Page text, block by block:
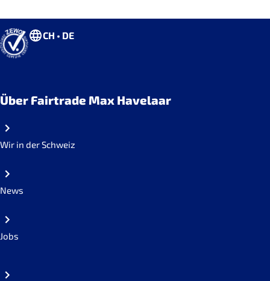
CH • DE
Über Fairtrade Max Havelaar
Wir in der Schweiz
News
Jobs